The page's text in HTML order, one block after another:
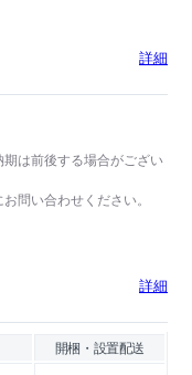
詳細
期は前後する場合がござい
問い合わせください。
詳細
開梱・設置配送